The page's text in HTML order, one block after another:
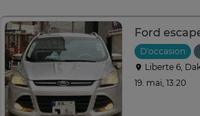
Ford
D'occasion
Liberte 6,
19. mai, 13:20